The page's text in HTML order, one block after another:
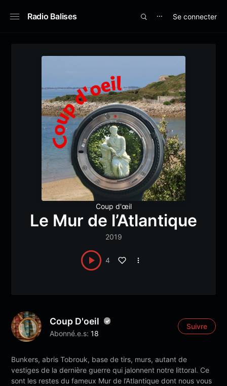
Radio Balises ⋯ Se connecter
Coup d'œil
Le Mur de l’Atlantique
2019
4
Coup D'oeil
Abonné.e.s: 18
Suivre
Bunkers, abris Tobrouk, base de tirs, murs, autant de
vestiges de la dernière guerre qui jalonnent notre littoral. Ce
sont les restes du fameux Mur de l’Atlantique dont nous vous